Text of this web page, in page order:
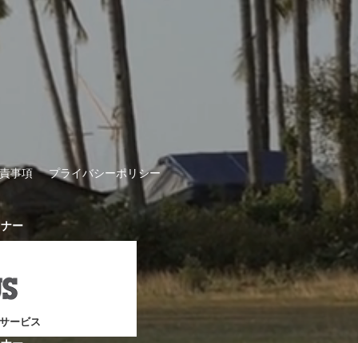
事項 プライバシーポリシー
ー
ービス